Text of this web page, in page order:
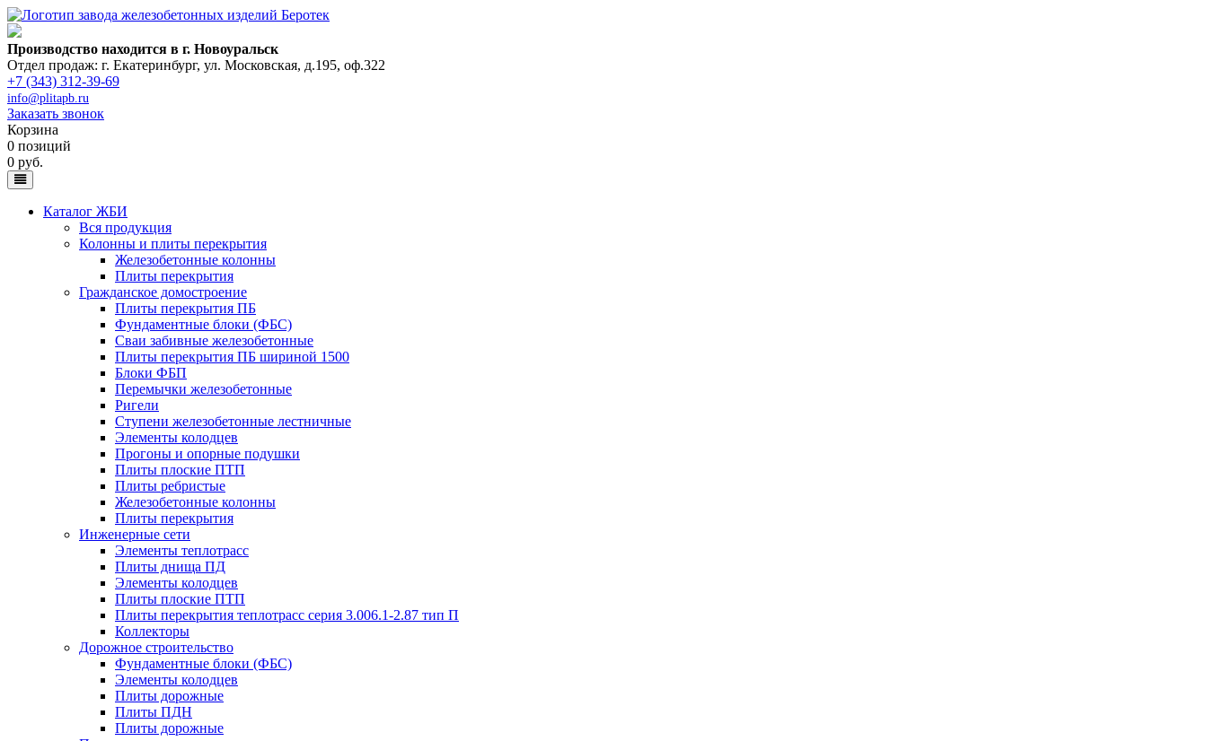
Производство находится в г. Новоуральск
Отдел продаж: г. Екатеринбург, ул. Московская, д.195, оф.322
+7 (343) 312-39-69
info@plitapb.ru
Заказать звонок
Корзина
0 позиций
0 руб.
Каталог ЖБИ
Вся продукция
Колонны и плиты перекрытия
Железобетонные колонны
Плиты перекрытия
Гражданское домостроение
Плиты перекрытия ПБ
Фундаментные блоки (ФБС)
Сваи забивные железобетонные
Плиты перекрытия ПБ шириной 1500
Блоки ФБП
Перемычки железобетонные
Ригели
Ступени железобетонные лестничные
Элементы колодцев
Прогоны и опорные подушки
Плиты плоские ПТП
Плиты ребристые
Железобетонные колонны
Плиты перекрытия
Инженерные сети
Элементы теплотрасс
Плиты днища ПД
Элементы колодцев
Плиты плоские ПТП
Плиты перекрытия теплотрасс серия 3.006.1-2.87 тип П
Коллекторы
Дорожное строительство
Фундаментные блоки (ФБС)
Элементы колодцев
Плиты дорожные
Плиты ПДН
Плиты дорожные